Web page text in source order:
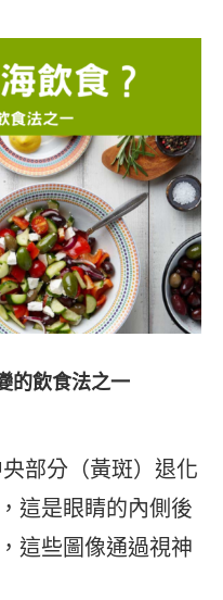
的飲食法之一
部分（黃斑）退化
這是眼睛的內側後
這些圖像通過視神